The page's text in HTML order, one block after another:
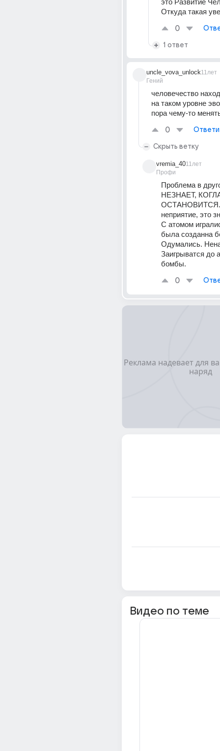
это Развитие
Откуда такая
0
1 ответ
uncle_vova_unlock
Гений
11лет
человечество
на таком уровне
пора чему-то
0
Скрыть ветку
vremia_40
Профи
11лет
Проблема в
НЕЗНАЕТ,
ОСТАНОВИТСЯ.
неприятие, это
С атомом
была созданна
Одумались.
Заигрыватся до
бомбы.
0
Видео по теме